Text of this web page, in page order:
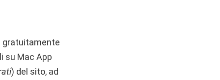
gratuitamente
su Mac App
) del sito, ad